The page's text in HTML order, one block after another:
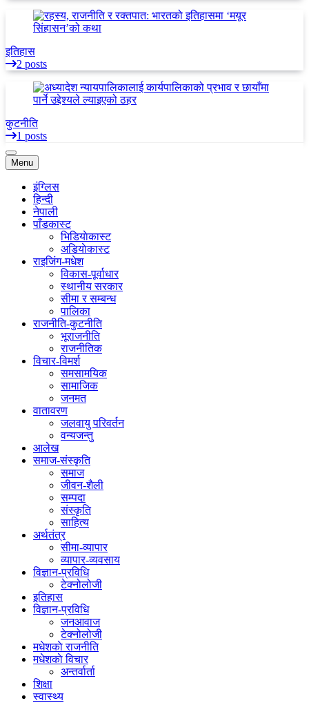
इतिहास
2 posts
कुटनीति
1 posts
Menu
इंग्लिस
हिन्दी
नेपाली
पाँडकास्ट
भिडियाेकास्ट
अडियाेकास्ट
राइजिंग-मधेश
विकास-पूर्वाधार
स्थानीय सरकार
सीमा र सम्बन्ध
पालिका
राजनीति-कुटनीति
भूराजनीति
राजनीतिक
विचार-विमर्श
समसामयिक
सामाजिक
जनमत
वातावरण
जलवायु परिवर्तन
वन्यजन्तु
आलेख
समाज-संस्कृति
समाज
जीवन-शैली
सम्पदा
संस्कृति
साहित्य
अर्थतंत्र
सीमा-व्यापार
व्यापार-व्यवसाय
विज्ञान-प्रविधि
टेक्नोलोजी
इतिहास
विज्ञान-प्रविधि
जनआवाज
टेक्नोलोजी
मधेशकाे राजनीति
मधेशकाे विचार
अन्तर्वार्ता
शिक्षा
स्वास्थ्य